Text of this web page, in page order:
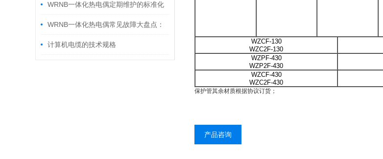
WRNB一体化热电偶定期维护的标准化
流程解析
WRNB一体化热电偶常见故障大盘点：
原因分析与解决方法
计算机电缆的技术规格
WZCF-130
WZC2F-130
WZPF-430
WZP2F-430
WZCF-430
WZC2F-430
保护管其余材质根据协议订货；
产品咨询